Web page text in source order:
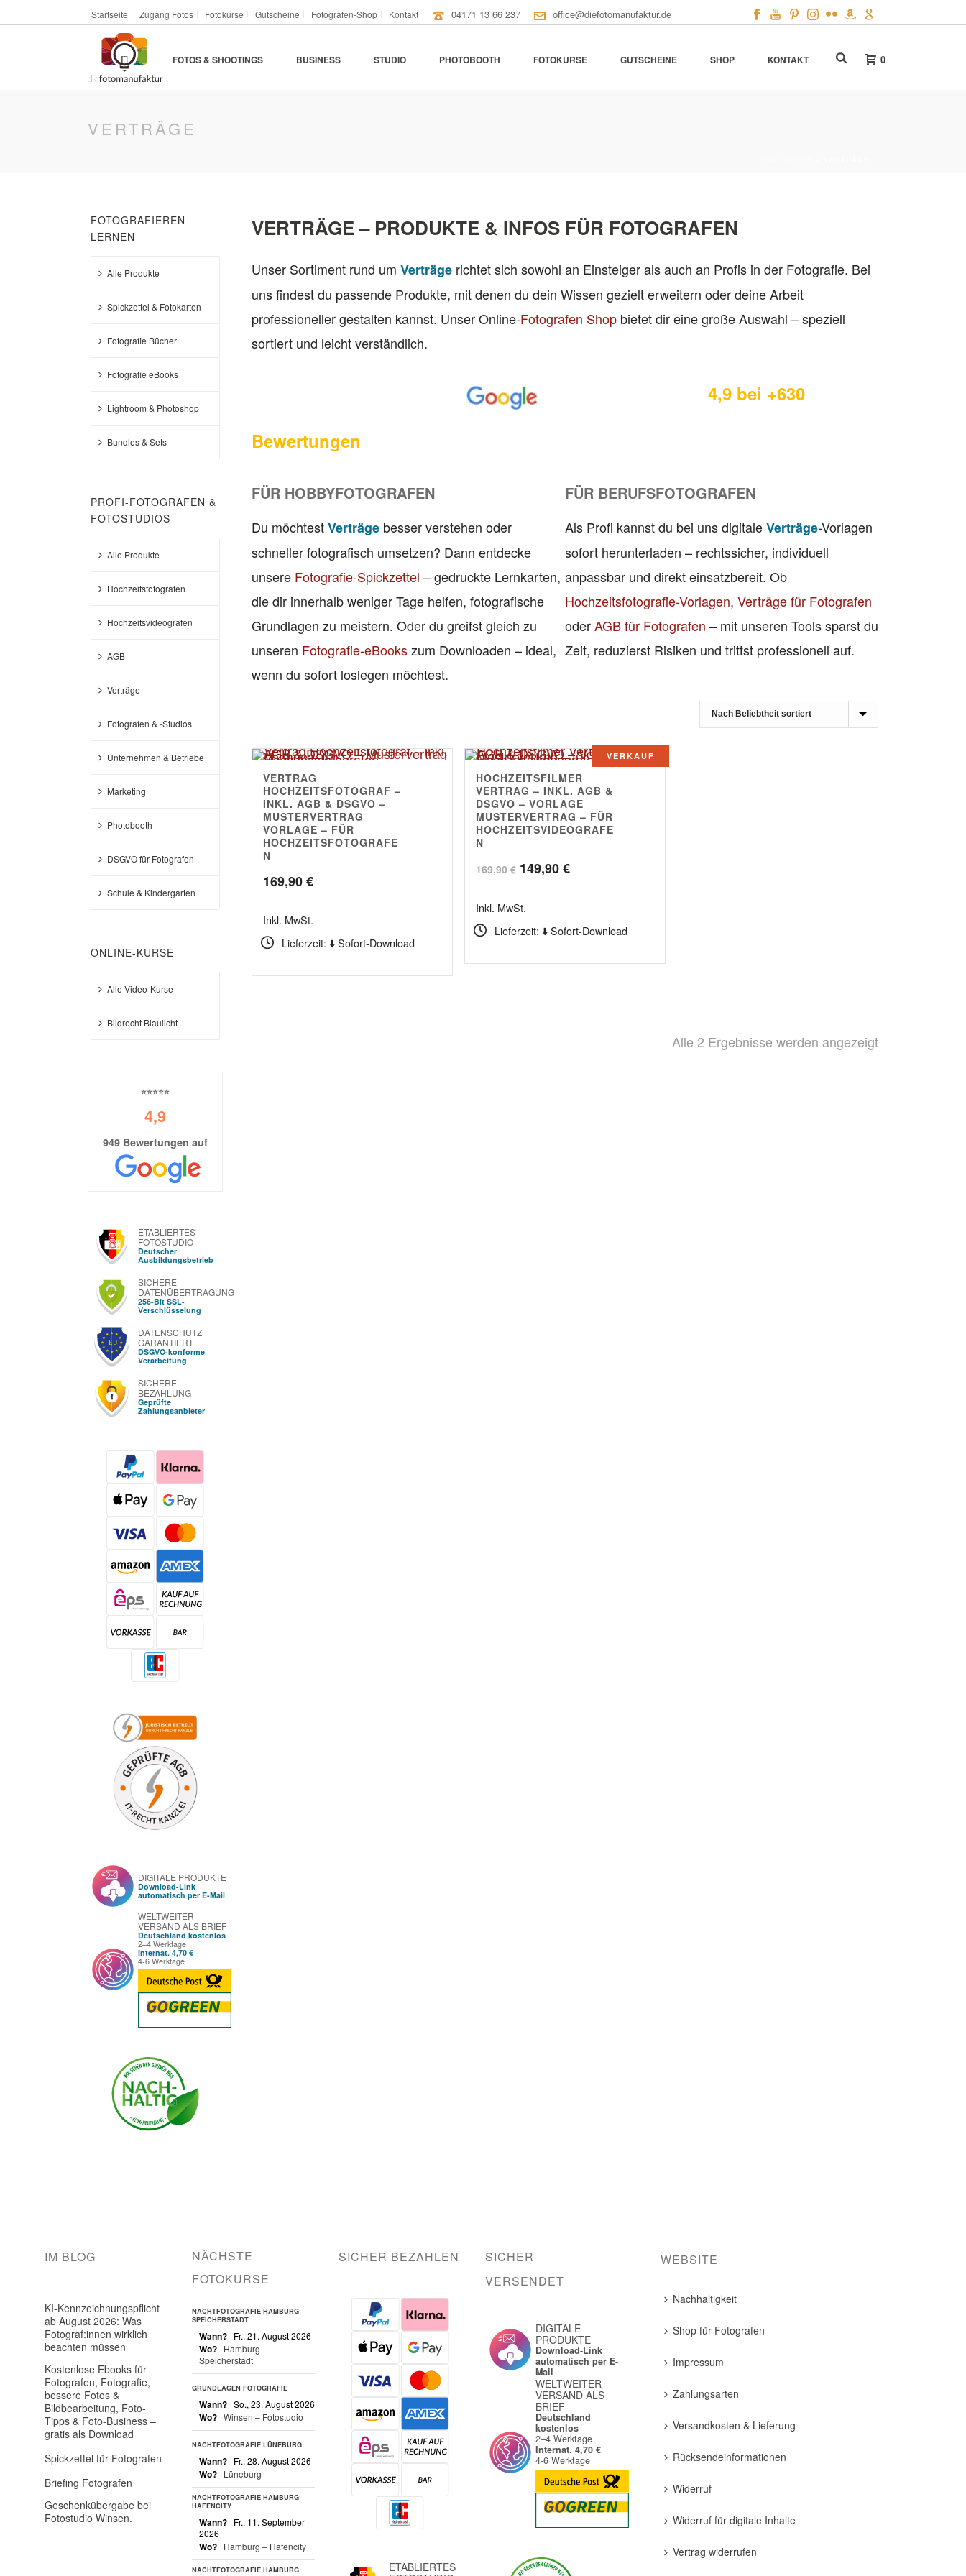
Startseite Zugang Fotos Fotokurse Gutscheine Fotografen-Shop Kontakt 04171 13 66 237 office@diefotomanufaktur.de
FOTOS & SHOOTINGS BUSINESS STUDIO PHOTOBOOTH FOTOKURSE GUTSCHEINE SHOP KONTAKT 0
VERTRÄGE
VERTRÄGE – PRODUKTE & INFOS FÜR FOTOGRAFEN
Unser Sortiment rund um Verträge richtet sich sowohl an Einsteiger als auch an Profis in der Fotografie. Bei
uns findest du passende Produkte, mit denen du dein Wissen gezielt erweitern oder deine Arbeit
professioneller gestalten kannst. Unser Online-Fotografen Shop bietet dir eine große Auswahl – speziell
sortiert und leicht verständlich.
4,9 bei +630
Bewertungen
FÜR HOBBYFOTOGRAFEN
Du möchtestVerträge besser verstehen oder
schneller fotografisch umsetzen? Dann entdecke
unsere Fotografie-Spickzettel – gedruckte Lernkarten,
die dir innerhalb weniger Tage helfen, fotografische
Grundlagen zu meistern. Oder du greifst gleich zu
unseren Fotografie-eBookszum Downloaden – ideal,
wenn du sofort loslegen möchtest.
FÜR BERUFSFOTOGRAFEN
Als Profi kannst du bei uns digitaleVerträge-Vorlagen
sofort herunterladen – rechtssicher, individuell
anpassbar und direkt einsatzbereit. Ob
Hochzeitsfotografie-Vorlagen, Verträge für Fotografen
oderAGB für Fotografen – mit unseren Tools sparst du
Zeit, reduzierst Risiken und trittst professionell auf.
4.83
VERTRAG
HOCHZEITSFOTOGRAF –
INKL. AGB & DSGVO –
MUSTERVERTRAG
VORLAGE – FÜR
HOCHZEITSFOTOGRAFE
N
169,90€
Inkl. MwSt.
Lieferzeit: ⬇️ Sofort-Download
VERKAUF
5.00
HOCHZEITSFILMER
VERTRAG – INKL. AGB &
DSGVO – VORLAGE
MUSTERVERTRAG – FÜR
HOCHZEITSVIDEOGRAFE
N
169,90€ Ursprünglicher
war:
169,90 €
149,90€Aktueller
149,90 €.
Inkl. MwSt.
Lieferzeit: ⬇️ Sofort-Download
Alle 2 Ergebnisse werden angezeigtNach
FOTOGRAFIEREN
LERNEN
Alle Produkte
Spickzettel & Fotokarten
Fotografie Bücher
Fotografie eBooks
Lightroom & Photoshop
Bundles & Sets
PROFI-FOTOGRAFEN &
FOTOSTUDIOS
Alle Produkte
Hochzeitsfotografen
Hochzeitsvideografen
AGB
Verträge
Fotografen & -Studios
Unternehmen & Betriebe
Marketing
Photobooth
DSGVO für Fotografen
Schule & Kindergarten
ONLINE-KURSE
Alle Video-Kurse
Bildrecht Blaulicht
⭐⭐⭐⭐⭐
4,9
949 Bewertungen auf
ETABLIERTES
FOTOSTUDIO
Deutscher
Ausbildungsbetrieb
SICHERE
DATENÜBERTRAGUNG
256-Bit SSL-
Verschlüsselung
DATENSCHUTZ
GARANTIERT
DSGVO-konforme
Verarbeitung
SICHERE
BEZAHLUNG
Geprüfte
Zahlungsanbieter
DIGITALE PRODUKTE
Download-Link
automatisch per E-Mail
WELTWEITER
VERSAND ALS BRIEF
Deutschland kostenlos
2–4 Werktage
Internat. 4,70 €
4-6 Werktage
IM BLOG
KI-Kennzeichnungspflicht
ab August 2026: Was
Fotograf:innen wirklich
beachten müssen
Kostenlose Ebooks für
Fotografen, Fotografie,
bessere Fotos &
Bildbearbeitung, Foto-
Tipps & Foto-Business –
gratis als Download
Spickzettel für Fotografen
Briefing Fotografen
Geschenkübergabe bei
Fotostudio Winsen.
NÄCHSTE
FOTOKURSE
NACHTFOTOGRAFIE HAMBURG
SPEICHERSTADT
Wann? Fr., 21. August 2026
Wo?
Hamburg –
Speicherstadt
GRUNDLAGEN FOTOGRAFIE
Wann? So., 23. August 2026
Wo? Winsen – Fotostudio
NACHTFOTOGRAFIE LÜNEBURG
Wann? Fr., 28. August 2026
Wo? Lüneburg
NACHTFOTOGRAFIE HAMBURG
HAFENCITY
Wann?
Fr., 11. September
2026
Wo? Hamburg – Hafencity
NACHTFOTOGRAFIE HAMBURG
SICHER BEZAHLEN
ETABLIERTES
SICHER
VERSENDET
DIGITALE
PRODUKTE
Download-Link
automatisch per E-
Mail
WELTWEITER
VERSAND ALS
BRIEF
Deutschland
kostenlos
2–4 Werktage
Internat. 4,70 €
4-6 Werktage
WEBSITE
Nachhaltigkeit
Shop für Fotografen
Impressum
Zahlungsarten
Versandkosten & Lieferung
Rücksendeinformationen
Widerruf
Widerruf für digitale Inhalte
Vertrag widerrufen